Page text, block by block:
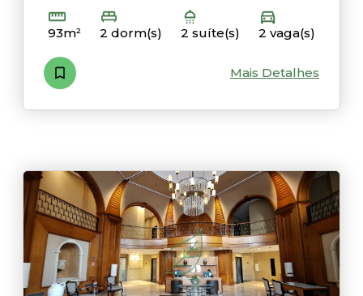
93m² 2 dorm(s) 2 suíte(s) 2 vaga(s)
Mais Detalhes